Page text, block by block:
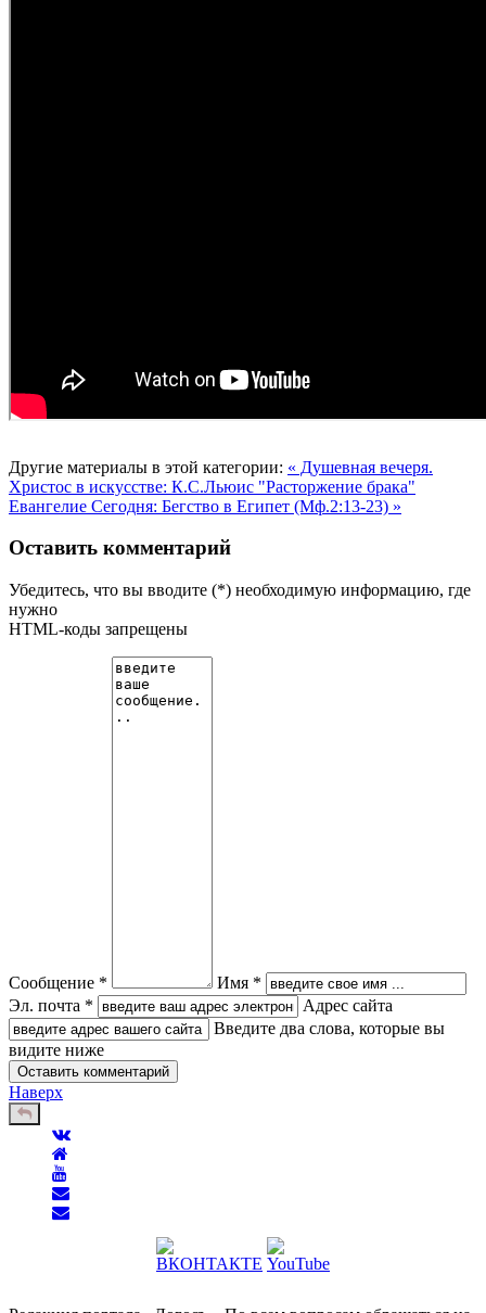
Другие материалы в этой категории: « Душевная вечеря.
Христос в искусстве: К.С.Льюис "Расторжение брака"
Евангелие Сегодня: Бегство в Египет (Мф.2:13-23) »
Оставить комментарий
Убедитесь, что вы вводите (*) необходимую информацию, где
нужно
HTML-коды запрещены
Сообщение *
Имя *
Эл. почта *
Адрес сайта
Введите два слова, которые вы
видите ниже
Наверх